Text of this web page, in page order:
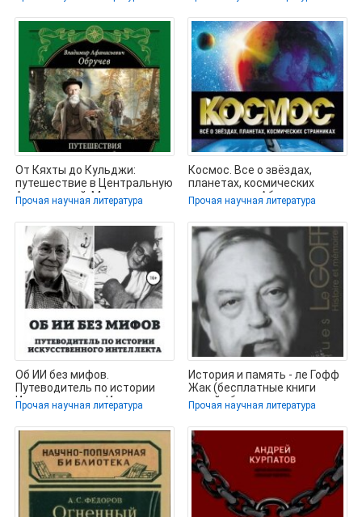
(читать книги
От Кяхты до Кульджи:
путешествие в Центральную
Азию и китай. Мои
путешествия по
Прочая научная литература
Космос. Все о звёздах,
планетах, космических
странниках - Абрамова
Оксана
Прочая научная литература
Об ИИ без мифов.
Путеводитель по истории
Искусственного Интеллекта
- Черняк
Прочая научная литература
История и память - ле Гофф
Жак (бесплатные книги
онлайн без регистрации
TXT,
Прочая научная литература